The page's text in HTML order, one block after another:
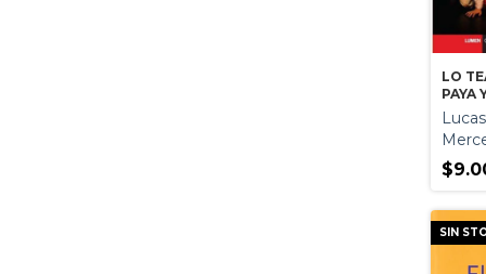
LO
PAYA
SIN